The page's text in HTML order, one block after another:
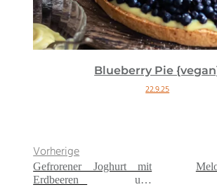
Blueberry Pie
22.9.25
Vorherige
Gefrorener Joghurt mit
Erdbeeren und